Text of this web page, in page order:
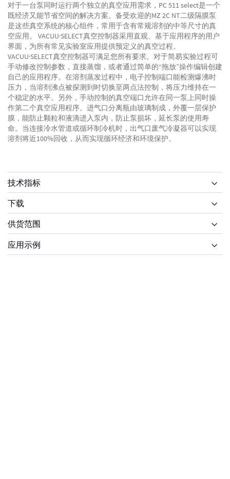
对于一台泵同时运行两个独立的真空应用需求，PC 511 select是一个
既经济又能节省空间的解决方案。备受欢迎的MZ 2C NT二级隔膜泵
是这些真空系统的核心组件，常用于含有常规溶剂的中等尺寸的真
空应用。 VACUU·SELECT真空控制器采用直观、基于应用程序的用户
界面，为所有常见实验室应用提供预定义的真空过程。
VACUU·SELECT真空控制器可满足您所有要求。对于简易实验过程可
手动修改控制参数，直接蒸馏，或者通过简单的“拖放”操作编辑创建
自己的应用程序。在溶剂蒸发过程中，电子控制端口能检测爆沸时
压力，当溶剂沸点被探测到时切换至两点法控制，将压力维持在一
个稳定的水平。另外，手动控制的真空端口允许在同一泵上同时操
作第二个真空应用程序。进气口分离瓶由玻璃制成，外覆一层保护
膜，能防止颗粒和液滴进入泵内，防止泵损坏，延长泵的使用寿
命。当连接冷水管道或循环制冷机时，出气口废气冷凝器可以实现
溶剂将近100%回收，从而实现循环经济和环境保护。
技术指标
下载
供货范围
应用示例